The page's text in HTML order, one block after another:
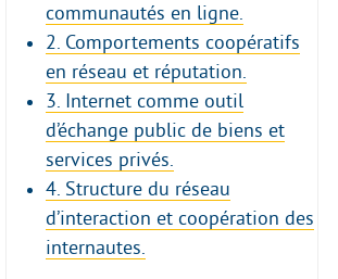
communautés en ligne.
2. Comportements coopératifs
en réseau et réputation.
3. Internet comme outil
d’échange public de biens et
services privés.
4. Structure du réseau
d’interaction et coopération des
internautes.